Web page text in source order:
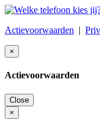
Actievoorwaarden |
×
Actievoorwaarden
Close
×